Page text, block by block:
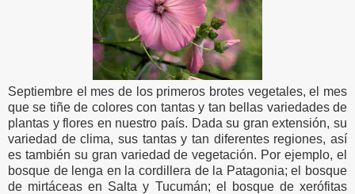
Septiembre el mes de los primeros brotes vegetales, el mes
que se tiñe de colores con tantas y tan bellas variedades de
plantas y flores en nuestro país. Dada su gran extensión, su
variedad de clima, sus tantas y tan diferentes regiones, así
es también su gran variedad de vegetación. Por ejemplo, el
bosque de lenga en la cordillera de la Patagonia; el bosque
de mirtáceas en Salta y Tucumán; el bosque de xerófitas